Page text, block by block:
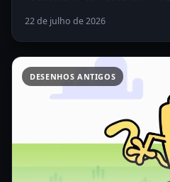
22 de julho de 2026
DESENHOS ANTIGOS